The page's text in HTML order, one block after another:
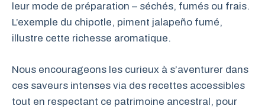
leur mode de préparation – séchés, fumés ou frais.
L’exemple du chipotle, piment jalapeño fumé,
illustre cette richesse aromatique.
Nous encourageons les curieux à s’aventurer dans
ces saveurs intenses via des recettes accessibles
tout en respectant ce patrimoine ancestral, pour